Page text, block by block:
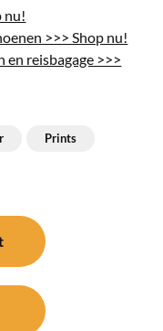
nu!
>>> Shop nu!
en reisbagage >>>
Prints